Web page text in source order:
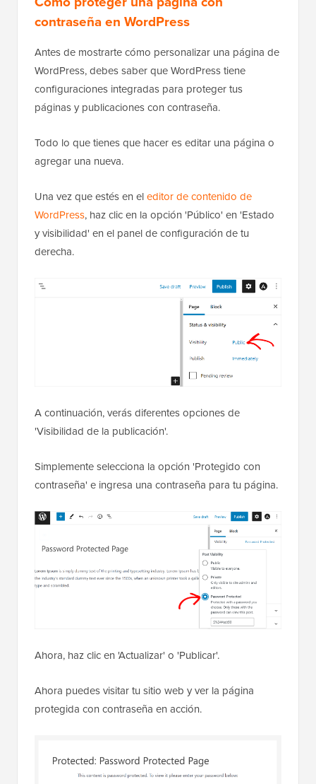
contraseña en WordPress
Antes de mostrarte cómo personalizar una página de
WordPress, debes saber que WordPress tiene
configuraciones integradas para proteger tus
páginas y publicaciones con contraseña.
Todo lo que tienes que hacer es editar una página o
agregar una nueva.
Una vez que estés en eleditor de contenido de
WordPress, haz clic en la opción 'Público' en 'Estado
y visibilidad' en el panel de configuración de tu
derecha.
A continuación, verás diferentes opciones de
'Visibilidad de la publicación'.
Simplemente selecciona la opción 'Protegido con
contraseña' e ingresa una contraseña para tu página.
Ahora, haz clic en 'Actualizar' o 'Publicar'.
Ahora puedes visitar tu sitio web y ver la página
protegida con contraseña en acción.